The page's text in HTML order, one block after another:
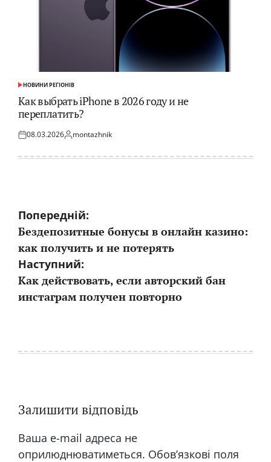
ОПУБЛІКУВАТИ
У
НОВИНИ РЕГІОНІВ
Как выбрать iPhone в 2026 году и не
переплатить?
Оприлюднено
08.03.2026Опубліковано
montazhnik
Навігація
записів
Попередній:
Бездепозитные бонусы в онлайн казино:
как получить и не потерять
Наступний:
Как действовать, если авторский бан
инстаграм получен повторно
Залишити відповідь
Ваша e-mail адреса не
оприлюднюватиметься. Обов’язкові поля